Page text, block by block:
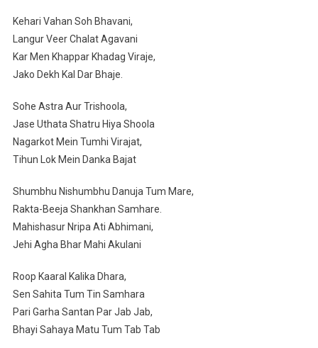
Kehari Vahan Soh Bhavani,
Langur Veer Chalat Agavani
Kar Men Khappar Khadag Viraje,
Jako Dekh Kal Dar Bhaje.
Sohe Astra Aur Trishoola,
Jase Uthata Shatru Hiya Shoola
Nagarkot Mein Tumhi Virajat,
Tihun Lok Mein Danka Bajat
Shumbhu Nishumbhu Danuja Tum Mare,
Rakta-Beeja Shankhan Samhare.
Mahishasur Nripa Ati Abhimani,
Jehi Agha Bhar Mahi Akulani
Roop Kaaral Kalika Dhara,
Sen Sahita Tum Tin Samhara
Pari Garha Santan Par Jab Jab,
Bhayi Sahaya Matu Tum Tab Tab